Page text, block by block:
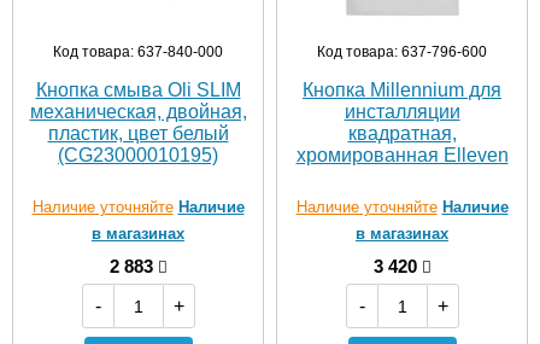
Код товара: 637-840-000
Кнопка смыва Oli SLIM
механическая, двойная,
пластик, цвет белый
(CG23000010195)
Наличие уточняйте Наличие
в магазинах
2 883
-
+
Код товара: 637-796-600
Кнопка Millennium для
инсталляции
квадратная,
хромированная Elleven
Наличие уточняйте Наличие
в магазинах
3 420
-
+